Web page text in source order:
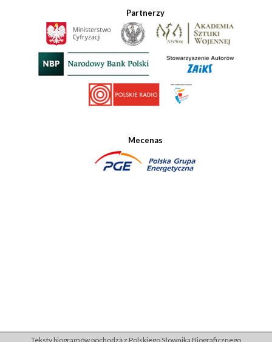
Partnerzy
Mecenas
Teksty biogramów pochodzą z Polskiego Słownika Biograficznego